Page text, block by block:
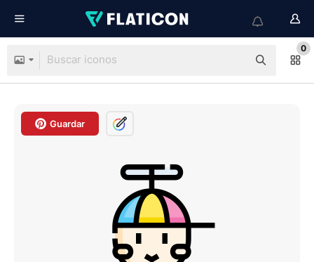
0
Guardar